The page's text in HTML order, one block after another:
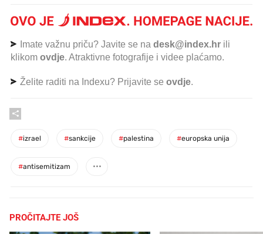
Imate važnu priču? Javite se na desk@index.hr ili
klikom ovdje. Atraktivne fotografije i videe plaćamo.
Želite raditi na Indexu? Prijavite se ovdje.
#izrael #sankcije #palestina #europska unija
#antisemitizam
PROČITAJTE JOŠ